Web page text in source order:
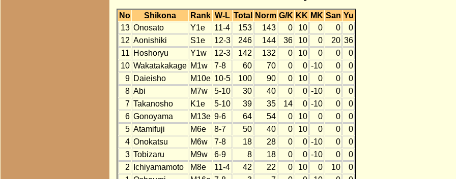
No Shikona Rank W-L Total Norm G/K KK MK San Yu
13 Onosato Y1e 11-4 153 143 0 10 0 0
0
12 Aonishiki S1e 12-3 246 144 36 10 0 20 36
11 Hoshoryu Y1w 12-3 142 132 0 10 0 0
0
10 Wakatakakage M1w 7-8 60 70 0 0 -10 0
0
9 Daieisho M10e 10-5 100 90 0 10 0 0
0
8 Abi M7w 5-10 30 40 0 0 -10 0
0
7 Takanosho K1e 5-10 39 35 14 0 -10 0
0
6 Gonoyama M13e 9-6 64 54 0 10 0 0
0
5 Atamifuji M6e 8-7 50 40 0 10 0 0
0
4 Onokatsu M6w 7-8 18 28 0 0 -10 0
0
3 Tobizaru M9w 6-9 8 18 0 0 -10 0
0
2
Ichiyamamoto M8e 11-4 42 22 0 10 0 10
0